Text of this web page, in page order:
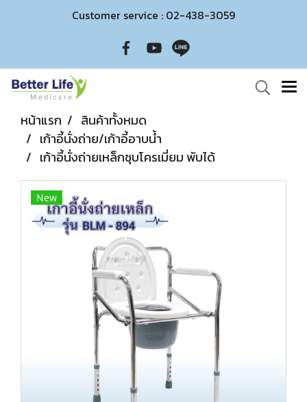
Customer service : 02-438-3059
หน้าแรก
สินค้าทั้งหมด
เก้าอี้นั่งถ่าย/เก้าอี้อาบน้ำ
เก้าอี้นั่งถ่ายเหล็กชุบโครเมี่ยม พับได้
New